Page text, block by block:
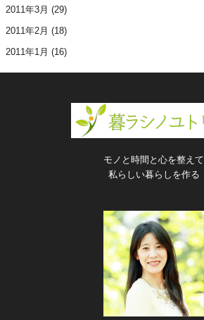
2011年3月 (29)
2011年2月 (18)
2011年1月 (16)
モノと時間と心を整えて
私らしい暮らしを作る